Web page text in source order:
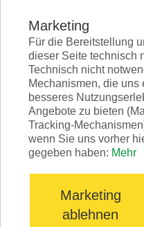
Service
Anwendungen
Marketing
Für die Bereitstellung
dieser Seite technisch
Technisch nicht
Mechanismen, die uns
besseres
Angebote zu bieten
Tracking-
wenn Sie uns vorher
gegeben haben: Mehr
Marketing
ablehnen